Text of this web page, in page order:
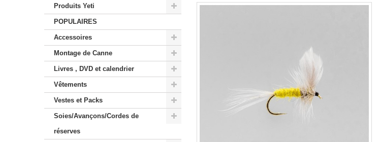
Produits Yeti
POPULAIRES
Accessoires
Montage de Canne
Livres , DVD et calendrier
Vêtements
Vestes et Packs
Soies/Avançons/Cordes de
réserves